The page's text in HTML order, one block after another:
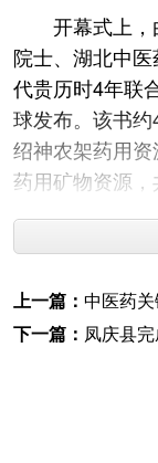
开幕式上
院士、湖北中
代贵历时4年联
球发布。该书
绍神农架药用资
药用矿物资源，
此外，世
森林康养研究
在主会场专
威廉·杰克逊等
绕神农文化与
中医药健康养
上一篇： 中医药关键
下一篇： 凤庆县完成首